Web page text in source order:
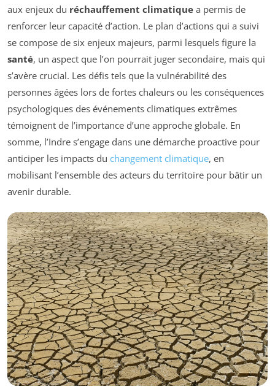
aux enjeux du réchauffement climatique a permis de
renforcer leur capacité d’action. Le plan d’actions qui a suivi
se compose de six enjeux majeurs, parmi lesquels figure la
santé, un aspect que l’on pourrait juger secondaire, mais qui
s’avère crucial. Les défis tels que la vulnérabilité des
personnes âgées lors de fortes chaleurs ou les conséquences
psychologiques des événements climatiques extrêmes
témoignent de l’importance d’une approche globale. En
somme, l’Indre s’engage dans une démarche proactive pour
anticiper les impacts du changement climatique, en
mobilisant l’ensemble des acteurs du territoire pour bâtir un
avenir durable.